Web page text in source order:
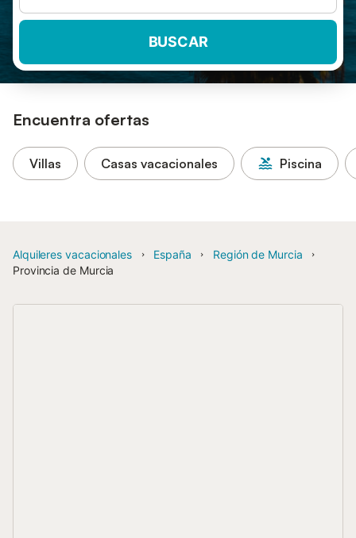
BUSCAR
Encuentra ofertas
Villas Casas vacacionales Piscina
Alquileres vacacionales España
Región de Murcia
Provincia de Murcia